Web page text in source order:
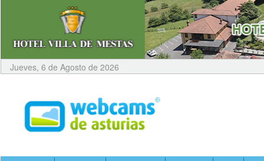
Jueves, 6 de Agosto de 2026